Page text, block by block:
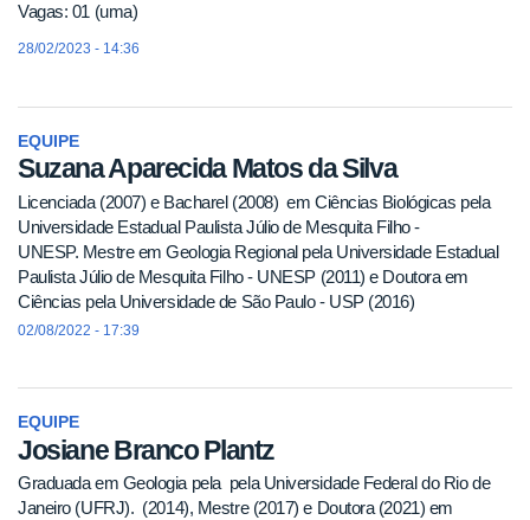
Vagas: 01 (uma)
28/02/2023 - 14:36
EQUIPE
Suzana Aparecida Matos da Silva
Licenciada (2007) e Bacharel (2008) em Ciências Biológicas pela
Universidade Estadual Paulista Júlio de Mesquita Filho -
UNESP. Mestre em Geologia Regional pela Universidade Estadual
Paulista Júlio de Mesquita Filho - UNESP (2011) e Doutora em
Ciências pela Universidade de São Paulo - USP (2016)
02/08/2022 - 17:39
EQUIPE
Josiane Branco Plantz
Graduada em Geologia pela pela Universidade Federal do Rio de
Janeiro (UFRJ). (2014), Mestre (2017) e Doutora (2021) em